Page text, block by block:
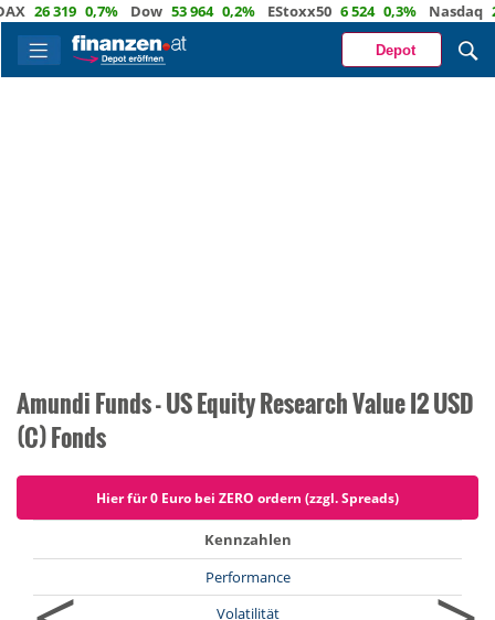
26 319 0,7% Dow 53 964 0,2% EStoxx50 6 524 0,3% Nasdaq 29
Depot
Amundi Funds - US Equity Research Value I2 USD
(C) Fonds
Hier für 0 Euro bei ZERO ordern (zzgl. Spreads)
Kennzahlen
Performance
Volatilität